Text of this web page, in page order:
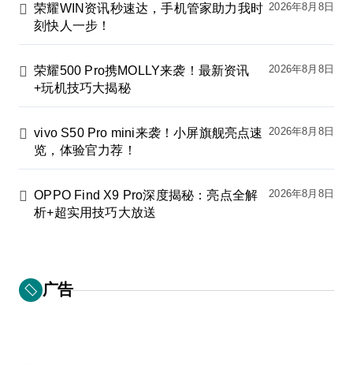
荣耀WIN资讯秒速达，手机管家助力我时
刻快人一步！
2026年8月8日
荣耀500 Pro携MOLLY来袭！最新资讯
+玩机技巧大揭秘
2026年8月8日
vivo S50 Pro mini来袭！小屏旗舰亮点速
览，体验官力荐！
2026年8月8日
OPPO Find X9 Pro深度揭秘：亮点全解
析+超实用技巧大放送
2026年8月8日
广告